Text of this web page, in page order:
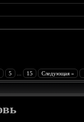
5 15 Следующая »